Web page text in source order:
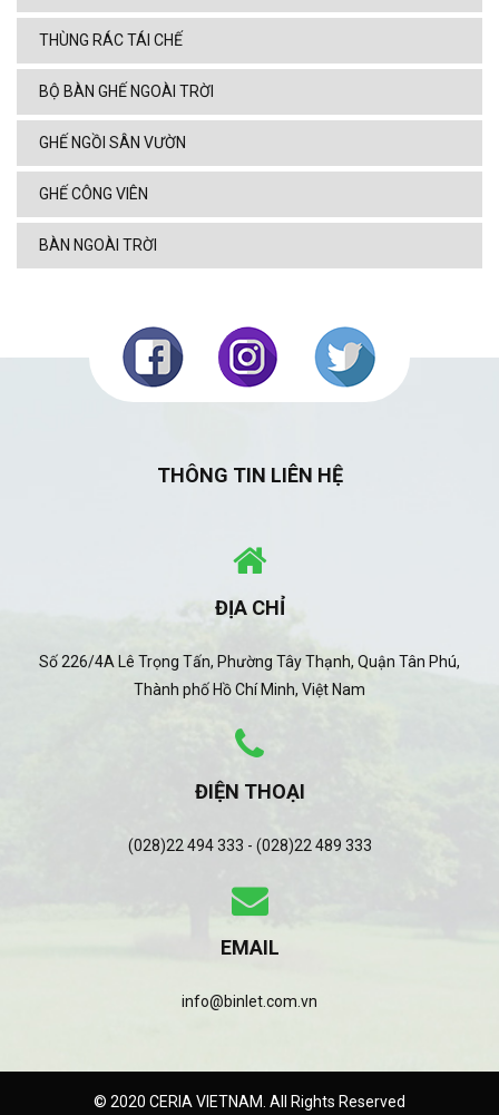
THÙNG RÁC TÁI CHẾ
BỘ BÀN GHẾ NGOÀI TRỜI
GHẾ NGỒI SÂN VƯỜN
GHẾ CÔNG VIÊN
BÀN NGOÀI TRỜI
THÔNG TIN LIÊN HỆ
ĐỊA CHỈ
Số 226/4A Lê Trọng Tấn, Phường Tây Thạnh, Quận Tân Phú,
Thành phố Hồ Chí Minh, Việt Nam
ĐIỆN THOẠI
(028)22 494 333 - (028)22 489 333
EMAIL
info@binlet.com.vn
© 2020 CERIA VIETNAM. All Rights Reserved